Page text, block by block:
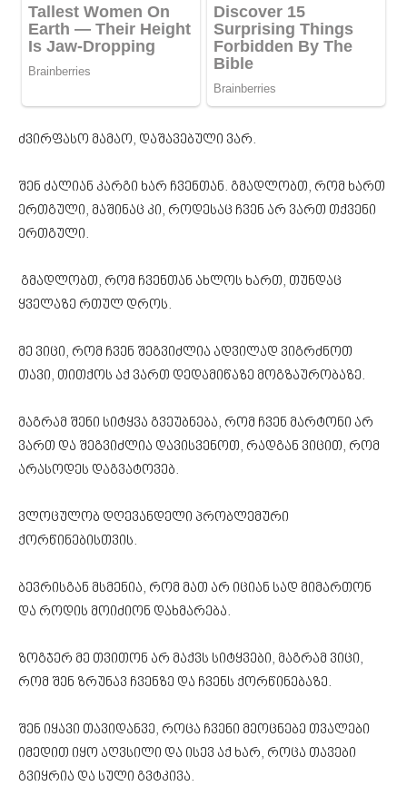
ძვირფასო მამაო, დაშავებული ვარ.
შენ ძალიან კარგი ხარ ჩვენთან. გმადლობთ, რომ ხართ
ერთგული, მაშინაც კი, როდესაც ჩვენ არ ვართ თქვენი
ერთგული.
გმადლობთ, რომ ჩვენთან ახლოს ხართ, თუნდაც
ყველაზე რთულ დროს.
მე ვიცი, რომ ჩვენ შეგვიძლია ადვილად ვიგრძნოთ
თავი, თითქოს აქ ვართ დედამიწაზე მოგზაურობაზე.
მაგრამ შენი სიტყვა გვეუბნება, რომ ჩვენ მარტონი არ
ვართ და შეგვიძლია დავისვენოთ, რადგან ვიცით, რომ
არასოდეს დაგვატოვებ.
ვლოცულობ დღევანდელი პრობლემური
ქორწინებისთვის.
ბევრისგან მსმენია, რომ მათ არ იციან სად მიმართონ
და როდის მოიძიონ დახმარება.
ზოგჯერ მე თვითონ არ მაქვს სიტყვები, მაგრამ ვიცი,
რომ შენ ზრუნავ ჩვენზე და ჩვენს ქორწინებაზე.
შენ იყავი თავიდანვე, როცა ჩვენი მეოცნებე თვალები
იმედით იყო აღვსილი და ისევ აქ ხარ, როცა თავები
გვიყრია და სული გვტკივა.